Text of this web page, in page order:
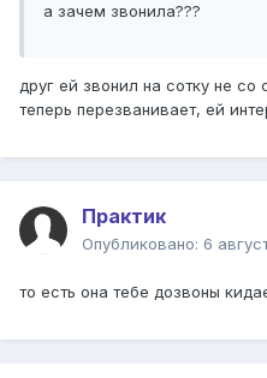
а зачем звонила???
друг ей звонил на сотку не
теперь перезванивает, ей
Практик
Опубликовано: 6
то есть она тебе дозвоны